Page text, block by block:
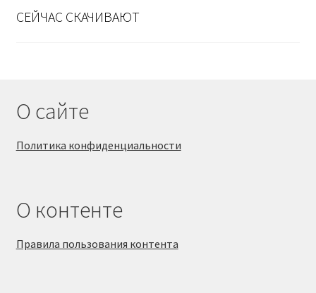
СЕЙЧАС СКАЧИВАЮТ
О сайте
Политика конфиденциальности
О контенте
Правила пользования контента